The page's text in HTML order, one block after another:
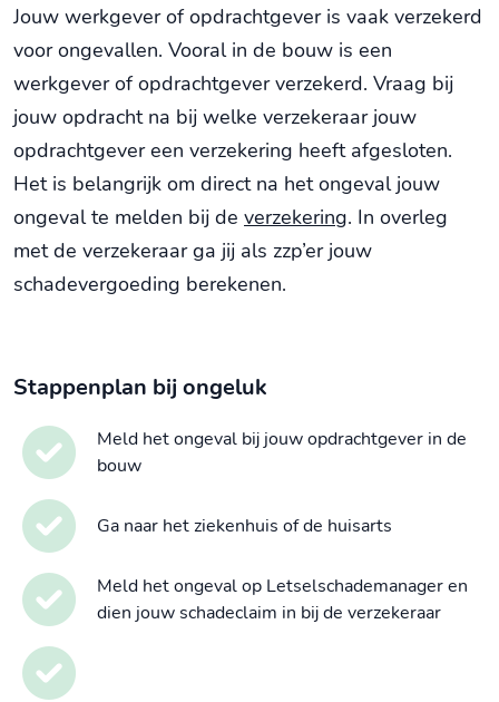
Jouw werkgever of opdrachtgever is vaak verzekerd
voor ongevallen. Vooral in de bouw is een
werkgever of opdrachtgever verzekerd. Vraag bij
jouw opdracht na bij welke verzekeraar jouw
opdrachtgever een verzekering heeft afgesloten.
Het is belangrijk om direct na het ongeval jouw
ongeval te melden bij de verzekering. In overleg
met de verzekeraar ga jij als zzp’er jouw
schadevergoeding berekenen.
Stappenplan bij ongeluk
Meld het ongeval bij jouw opdrachtgever in de
bouw
Ga naar het ziekenhuis of de huisarts
Meld het ongeval op Letselschademanager en
dien jouw schadeclaim in bij de verzekeraar